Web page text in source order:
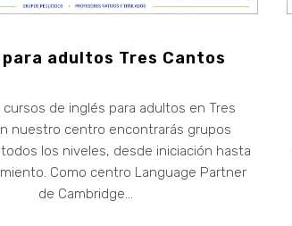
adultos Tres Cantos
cursos de inglés para adultos en Tres
nuestro centro encontrarás grupos
los niveles, desde iniciación hasta
Como centro Language Partner
de Cambridge...